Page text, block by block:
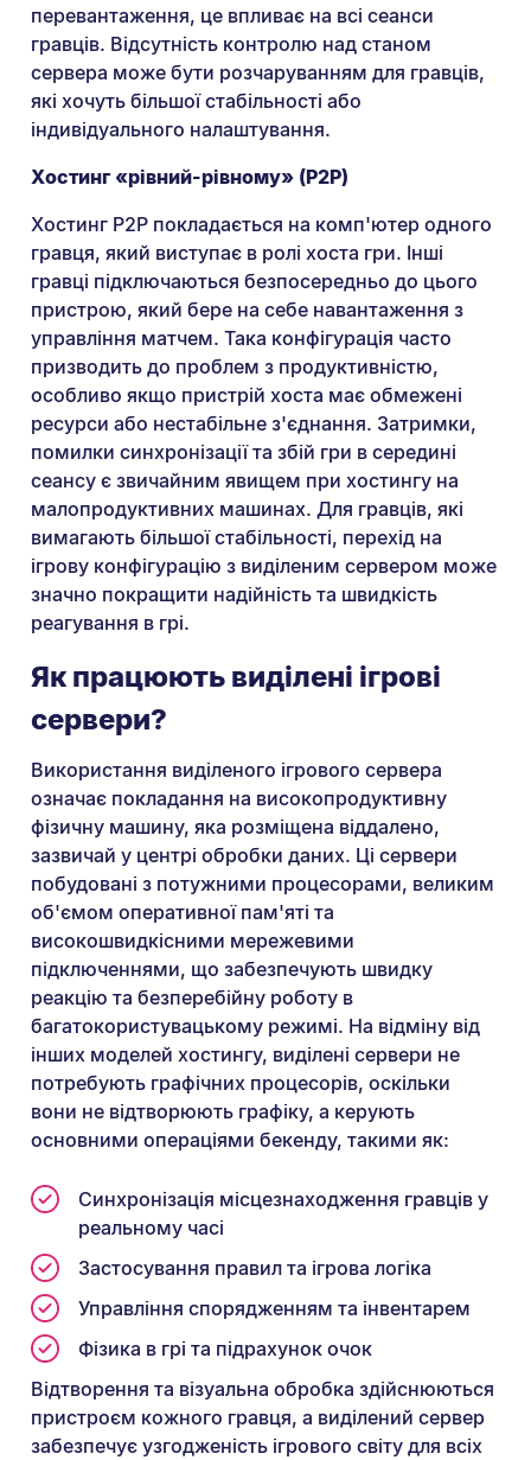
перевантаження, це впливає на всі сеанси
гравців. Відсутність контролю над станом
сервера може бути розчаруванням для гравців,
які хочуть більшої стабільності або
індивідуального налаштування.
Хостинг «рівний-рівному» (P2P)
Хостинг P2P покладається на комп'ютер одного
гравця, який виступає в ролі хоста гри. Інші
гравці підключаються безпосередньо до цього
пристрою, який бере на себе навантаження з
управління матчем. Така конфігурація часто
призводить до проблем з продуктивністю,
особливо якщо пристрій хоста має обмежені
ресурси або нестабільне з'єднання. Затримки,
помилки синхронізації та збій гри в середині
сеансу є звичайним явищем при хостингу на
малопродуктивних машинах. Для гравців, які
вимагають більшої стабільності, перехід на
ігрову конфігурацію з виділеним сервером може
значно покращити надійність та швидкість
реагування в грі.
Як працюють виділені ігрові
сервери?
Використання виділеного ігрового сервера
означає покладання на високопродуктивну
фізичну машину, яка розміщена віддалено,
зазвичай у центрі обробки даних. Ці сервери
побудовані з потужними процесорами, великим
об'ємом оперативної пам'яті та
високошвидкісними мережевими
підключеннями, що забезпечують швидку
реакцію та безперебійну роботу в
багатокористувацькому режимі. На відміну від
інших моделей хостингу, виділені сервери не
потребують графічних процесорів, оскільки
вони не відтворюють графіку, а керують
основними операціями бекенду, такими як:
Синхронізація місцезнаходження гравців у
реальному часі
Застосування правил та ігрова логіка
Управління спорядженням та інвентарем
Фізика в грі та підрахунок очок
Відтворення та візуальна обробка здійснюються
пристроєм кожного гравця, а виділений сервер
забезпечує узгодженість ігрового світу для всіх